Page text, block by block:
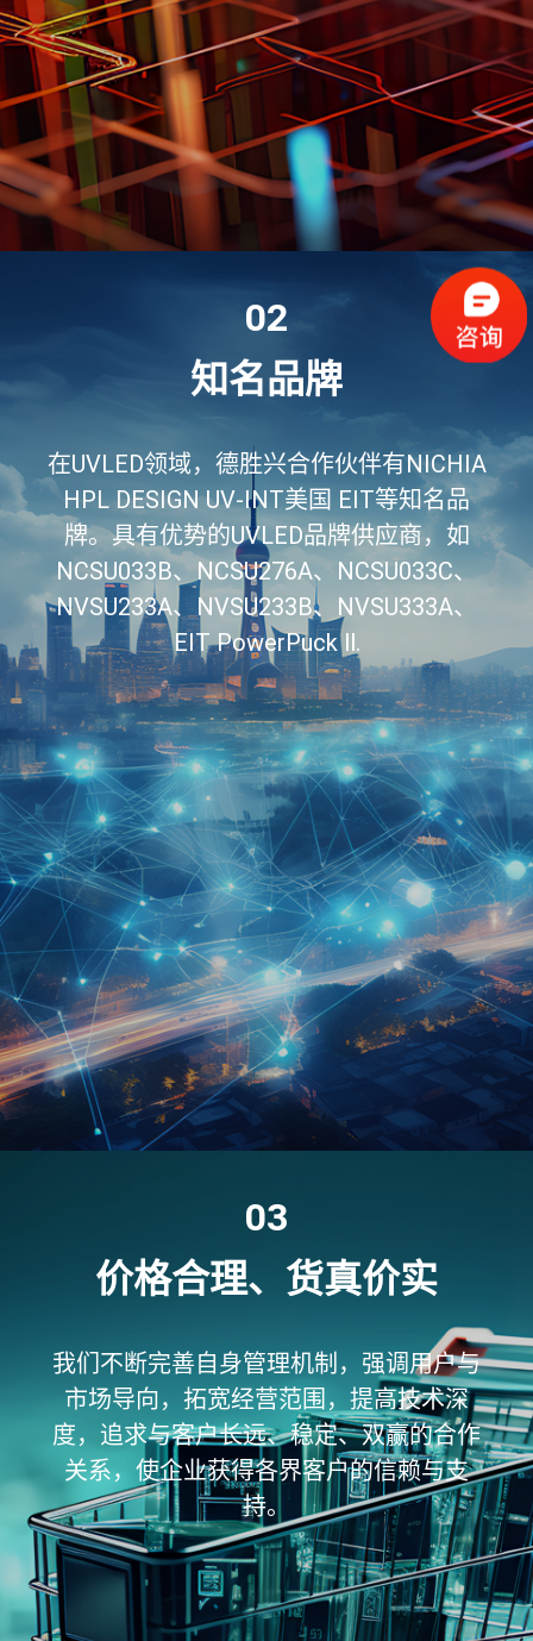
02
知名品牌
在UVLED领域，德胜兴合作伙伴有NICHIA
HPL DESIGN UV-INT美国 EIT等知名品
牌。具有优势的UVLED品牌供应商，如
NCSU033B、NCSU276A、NCSU033C、
NVSU233A、NVSU233B、NVSU333A、
EIT PowerPuck ll.
03
价格合理、货真价实
我们不断完善自身管理机制，强调用户与
市场导向，拓宽经营范围，提高技术深
度，追求与客户长远、稳定、双赢的合作
关系，使企业获得各界客户的信赖与支
持。